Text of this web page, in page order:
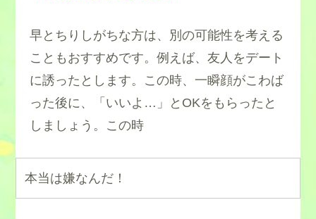
早とちりしがちな方は、別の可能性を考える
こともおすすめです。例えば、友人をデート
に誘ったとします。この時、一瞬顔がこわば
った後に、「いいよ…」とOKをもらったと
しましょう。この時
本当は嫌なんだ！